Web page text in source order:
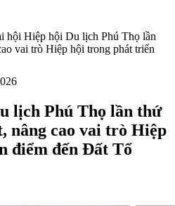
hội Hiệp hội Du lịch Phú Thọ lần
vai trò Hiệp hội trong phát triển
lịch Phú Thọ lần thứ
nâng cao vai trò Hiệp
điểm đến Đất Tổ